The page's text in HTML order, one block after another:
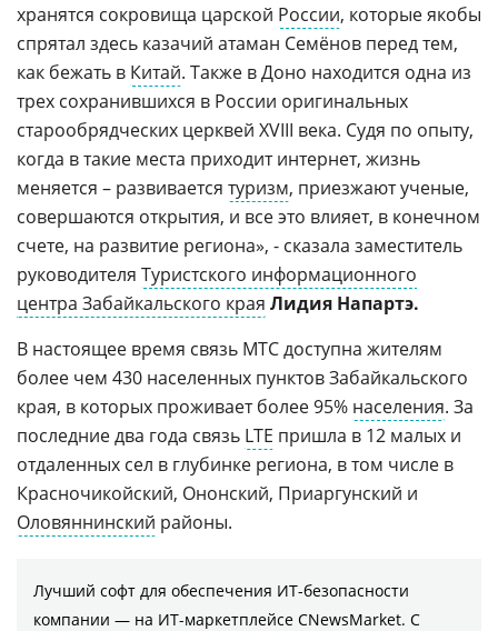
хранятся сокровища царской России, которые якобы
спрятал здесь казачий атаман Семёнов перед тем,
как бежать в Китай. Также в Доно находится одна из
трех сохранившихся в России оригинальных
старообрядческих церквей XVIII века. Судя по опыту,
когда в такие места приходит интернет, жизнь
меняется – развивается туризм, приезжают ученые,
совершаются открытия, и все это влияет, в конечном
счете, на развитие региона», - сказала заместитель
руководителя Туристского информационного
центра Забайкальского края Лидия Напартэ.
В настоящее время связь МТС доступна жителям
более чем 430 населенных пунктов Забайкальского
края, в которых проживает более 95% населения. За
последние два года связь LTE пришла в 12 малых и
отдаленных сел в глубинке региона, в том числе в
Красночикойский, Ононский, Приаргунский и
Оловяннинский районы.
Лучший софт для обеспечения ИТ-безопасности
компании ― на ИТ-маркетплейсе CNewsMarket. С